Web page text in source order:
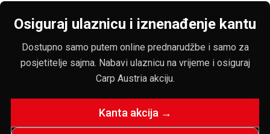
Osiguraj ulaznicu i iznenađenje kantu
Dostupno samo putem online prednarudžbe i samo za
posjetitelje sajma. Nabavi ulaznicu na vrijeme i osiguraj
Carp Austria akciju.
Kanta akcija →